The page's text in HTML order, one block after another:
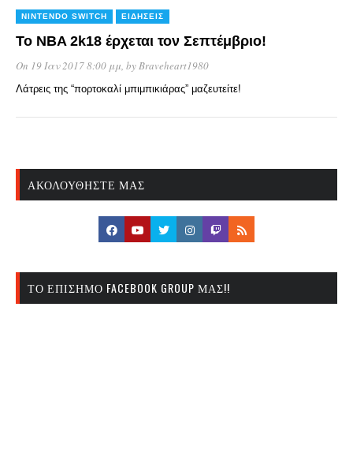
NINTENDO SWITCH ΕΙΔΉΣΕΙΣ
Το NBA 2k18 έρχεται τον Σεπτέμβριο!
On 19 Ιαν 2017 8:00 μμ, byBraveheart1980
Λάτρεις της “πορτοκαλί μπιμπικιάρας” μαζευτείτε!
ΑΚΟΛΟΥΘΉΣΤΕ ΜΑΣ
ΤΟ ΕΠΊΣΗΜΟ FACEBOOK GROUP ΜΑΣ!!